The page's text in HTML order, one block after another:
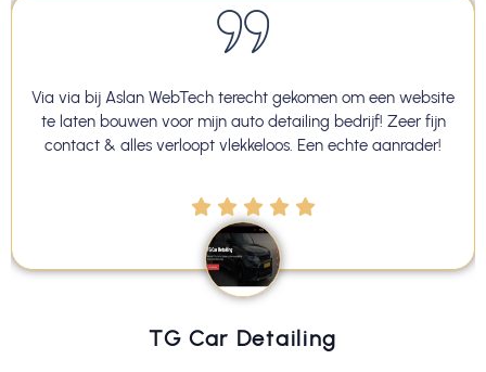
TG Car Detailing
Via via bij Aslan WebTech terecht gekomen om een website
te laten bouwen voor mijn auto detailing bedrijf! Zeer fijn
contact & alles verloopt vlekkeloos. Een echte aanrader!